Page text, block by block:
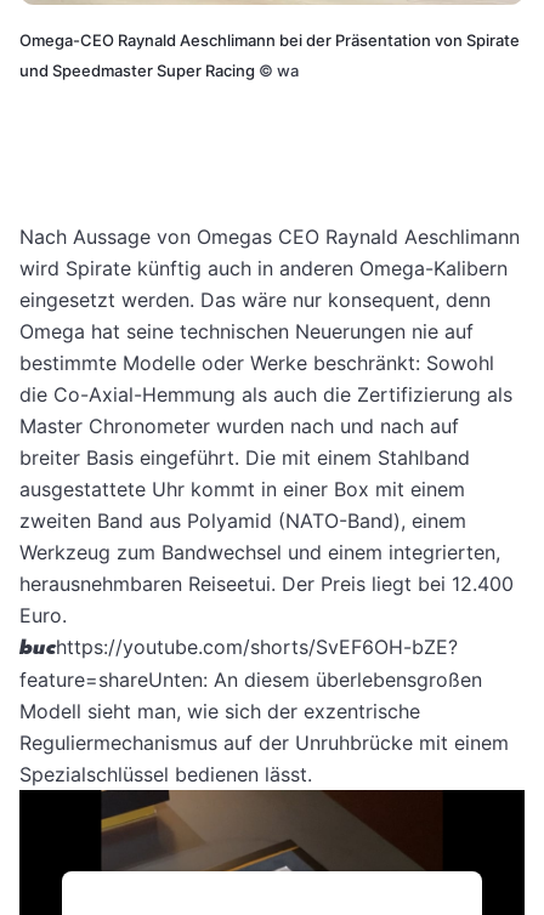
Omega-CEO Raynald Aeschlimann bei der Präsentation von Spirate
und Speedmaster Super Racing © wa
Nach Aussage von Omegas CEO Raynald Aeschlimann
wird Spirate künftig auch in anderen Omega-Kalibern
eingesetzt werden. Das wäre nur konsequent, denn
Omega hat seine technischen Neuerungen nie auf
bestimmte Modelle oder Werke beschränkt: Sowohl
die Co-Axial-Hemmung als auch die Zertifizierung als
Master Chronometer wurden nach und nach auf
breiter Basis eingeführt. Die mit einem Stahlband
ausgestattete Uhr kommt in einer Box mit einem
zweiten Band aus Polyamid (NATO-Band), einem
Werkzeug zum Bandwechsel und einem integrierten,
herausnehmbaren Reiseetui. Der Preis liegt bei 12.400
Euro.
buchttps://youtube.com/shorts/SvEF6OH-bZE?
feature=shareUnten: An diesem überlebensgroßen
Modell sieht man, wie sich der exzentrische
Reguliermechanismus auf der Unruhbrücke mit einem
Spezialschlüssel bedienen lässt.